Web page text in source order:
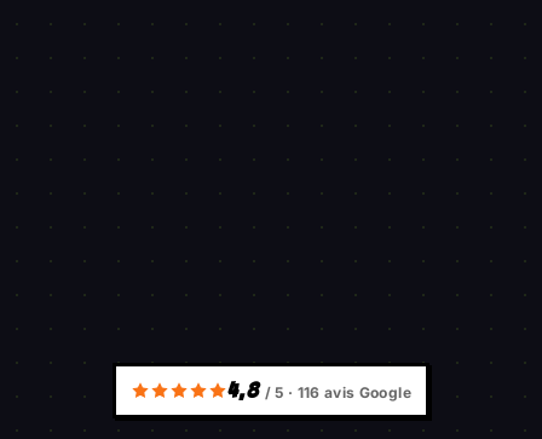
4,8 / 5 · 116 avis Google